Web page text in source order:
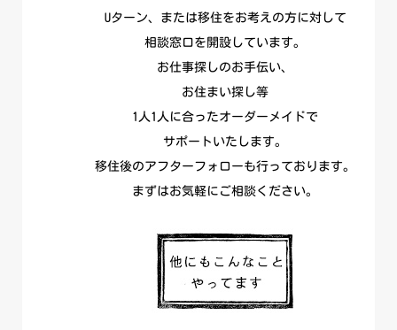
Uターン、または移住をお考えの方に対して
相談窓口を開設しています。
お仕事探しのお手伝い、
お住まい探し等
1人1人に合ったオーダーメイドで
サポートいたします。
移住後のアフターフォローも行っております。
まずはお気軽にご相談ください。